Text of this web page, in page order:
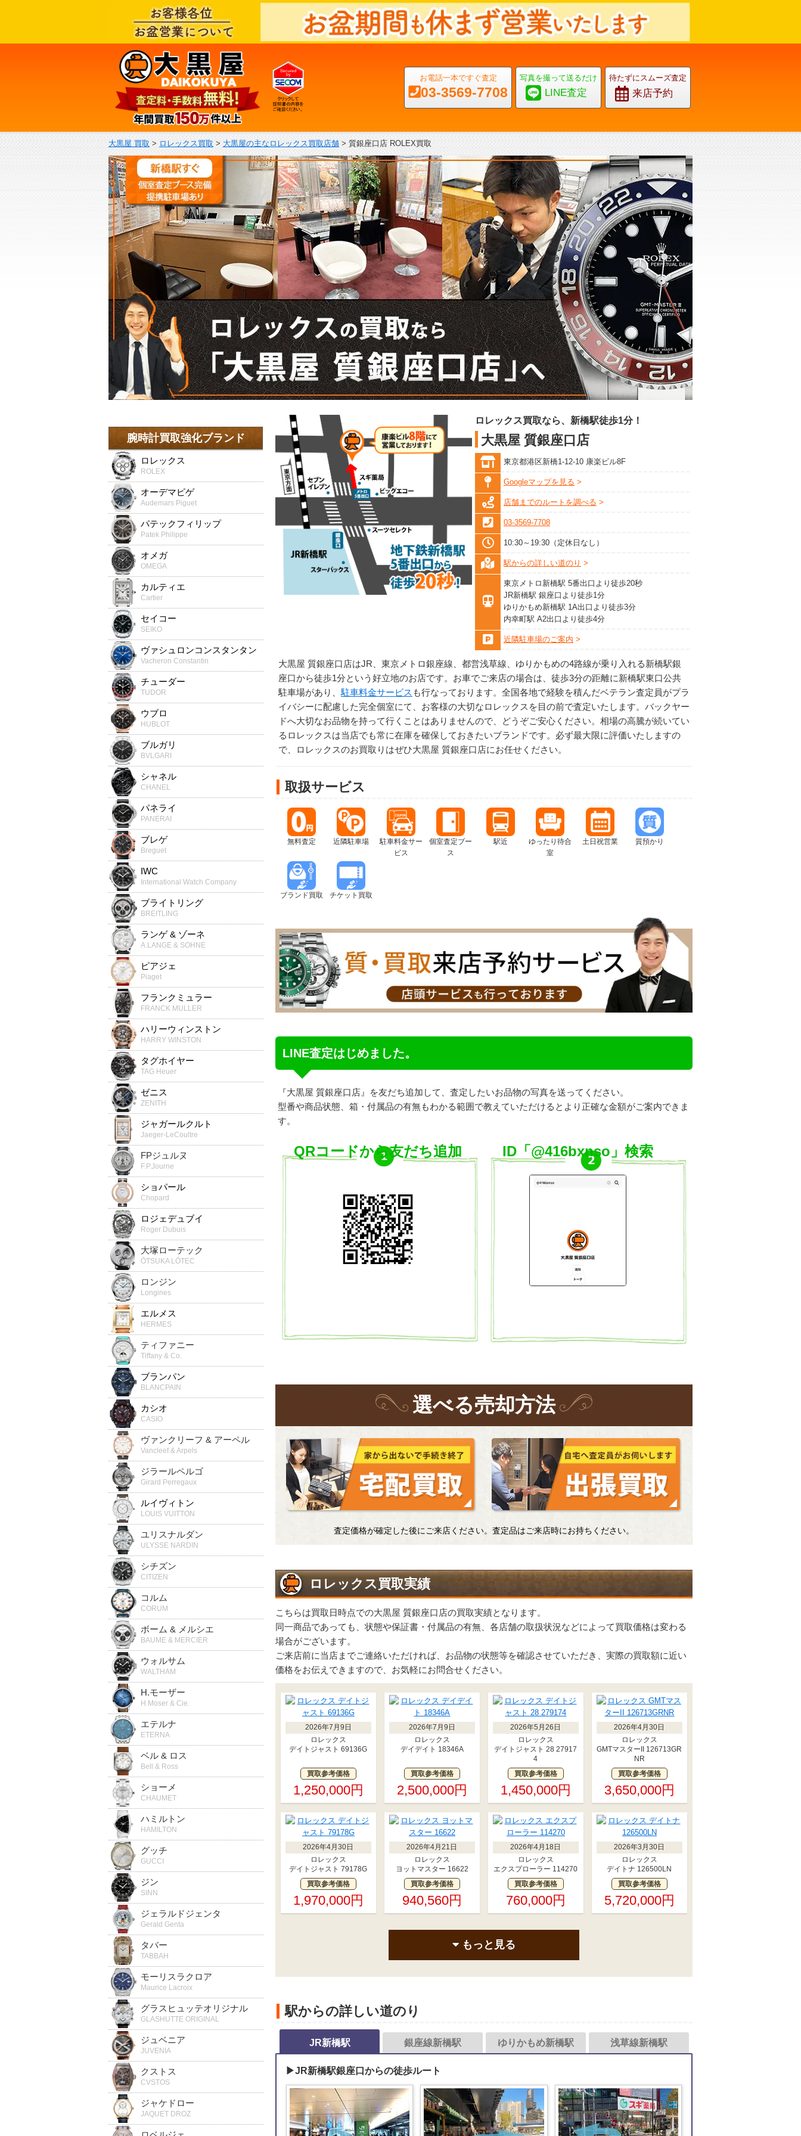
お電話一本ですぐ査定
03-3569-7708
写真を撮って送るだけ
LINE査定
待たずにスムーズ査定
来店予約
大黒屋 買取 >ロレックス買取 >大黒屋の主なロレックス買取店舗>質銀座口店 ROLEX買取
ロレックス買取なら、新橋駅徒歩1分！
大黒屋 質銀座口店
東京都港区新橋1-12-10 康楽ビル8F
Googleマップを見る
店舗までのルートを調べる
03-3569-7708
10:30～19:30（定休日なし）
駅からの詳しい道のり
東京メトロ新橋駅 5番出口より徒歩20秒
JR新橋駅 銀座口より徒歩1分
ゆりかもめ新橋駅 1A出口より徒歩3分
内幸町駅 A2出口より徒歩4分
近隣駐車場のご案内
大黒屋 質銀座口店はJR、東京メトロ銀座線、都営浅草線、ゆりかもめの4路線が乗り入れる新橋駅銀
座口から徒歩1分という好立地のお店です。お車でご来店の場合は、徒歩3分の距離に新橋駅東口公共
駐車場があり、 駐車料金サービス も行なっております。全国各地で経験を積んだベテラン査定員がプラ
イバシーに配慮した完全個室にて、お客様の大切なロレックスを目の前で査定いたします。バックヤー
ドへ大切なお品物を持って行くことはありませんので、どうぞご安心ください。相場の高騰が続いてい
るロレックスは当店でも常に在庫を確保しておきたいブランドです。必ず最大限に評価いたしますの
で、ロレックスのお買取りはぜひ大黒屋 質銀座口店にお任せください。
取扱サービス
無料査定 近隣駐車場
駐車料金サー
ビス
個室査定ブー
ス
駅近
ゆったり待合
室
土日祝営業 質預かり
ブランド買取 チケット買取
LINE査定はじめました。
『大黒屋 質銀座口店』を友だち追加して、査定したいお品物の写真を送ってください。
型番や商品状態、箱・付属品の有無もわかる範囲で教えていただけるとより正確な金額がご案内できま
す。
QRコードから友だち追加 ID「@416bxnso」検索
選べる売却方法
査定価格が確定した後にご来店ください。査定品はご来店時にお持ちください。
ロレックス買取実績
こちらは買取日時点での大黒屋 質銀座口店の買取実績となります。
同一商品であっても、状態や保証書・付属品の有無、各店舗の取扱状況などによって買取価格は変わる
場合がございます。
ご来店前に当店までご連絡いただければ、お品物の状態等を確認させていただき、実際の買取額に近い
価格をお伝えできますので、お気軽にお問合せください。
2026年7月9日
ロレックス
デイトジャスト 69136G
買取参考価格
1,250,000円
2026年7月9日
ロレックス
デイデイト 18346A
買取参考価格
2,500,000円
2026年5月26日
ロレックス
デイトジャスト 28 27917
4
買取参考価格
1,450,000円
2026年4月30日
ロレックス
GMTマスターII 126713GR
NR
買取参考価格
3,650,000円
2026年4月30日
ロレックス
デイトジャスト 79178G
買取参考価格
1,970,000円
2026年4月21日
ロレックス
ヨットマスター 16622
買取参考価格
940,560円
2026年4月18日
ロレックス
エクスプローラー 114270
買取参考価格
760,000円
2026年3月30日
ロレックス
デイトナ 126500LN
買取参考価格
5,720,000円
もっと見る
駅からの詳しい道のり
JR新橋駅 銀座線新橋駅 ゆりかもめ新橋駅 浅草線新橋駅
▶JR新橋駅銀座口からの徒歩ルート
腕時計買取強化ブランド
ロレックス
ROLEX
オーデマピゲ
Audemars Piguet
パテックフィリップ
Patek Philippe
オメガ
OMEGA
カルティエ
Cartier
セイコー
SEIKO
ヴァシュロンコンスタンタン
Vacheron Constantin
チューダー
TUDOR
ウブロ
HUBLOT
ブルガリ
BVLGARI
シャネル
CHANEL
パネライ
PANERAI
ブレゲ
Breguet
IWC
International Watch Company
ブライトリング
BREITLING
ランゲ & ゾーネ
A.LANGE & SOHNE
ピアジェ
Piaget
フランクミュラー
FRANCK MULLER
ハリーウィンストン
HARRY WINSTON
タグホイヤー
TAG Heuer
ゼニス
ZENITH
ジャガールクルト
Jaeger-LeCoultre
FPジュルヌ
F.P.Journe
ショパール
Chopard
ロジェデュブイ
Roger Dubuis
大塚ローテック
ŌTSUKA LŌTEC
ロンジン
Longines
エルメス
HERMES
ティファニー
Tiffany & Co.
ブランパン
BLANCPAIN
カシオ
CASIO
ヴァンクリーフ & アーペル
Vancleef & Arpels
ジラールペルゴ
Girard Perregaux
ルイヴィトン
LOUIS VUITTON
ユリスナルダン
ULYSSE NARDIN
シチズン
CITIZEN
コルム
CORUM
ボーム & メルシエ
BAUME & MERCIER
ウォルサム
WALTHAM
H.モーザー
H.Moser & Cie.
エテルナ
ETERNA
ベル & ロス
Bell & Ross
ショーメ
CHAUMET
ハミルトン
HAMILTON
グッチ
GUCCI
ジン
SINN
ジェラルドジェンタ
Gerald Genta
タバー
TABBAH
モーリスラクロア
Maurice Lacroix
グラスヒュッテオリジナル
GLASHUTTE ORIGINAL
ジュベニア
JUVENIA
クストス
CVSTOS
ジャケドロー
JAQUET DROZ